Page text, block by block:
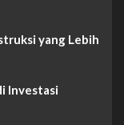
yang Lebih
Investasi